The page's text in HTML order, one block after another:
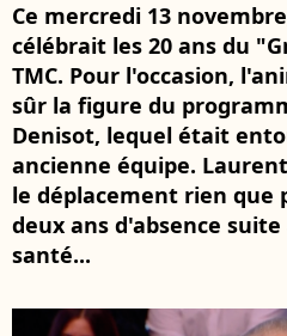
Ce mercredi 13
célébrait les 20 ans du
TMC. Pour l'occasion,
sûr la figure du
Denisot, lequel était
ancienne équipe.
le déplacement rien que
deux ans d'absence
santé...